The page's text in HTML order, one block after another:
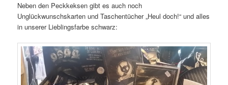
Neben den Peckkeksen gibt es auch noch
Unglückwunschskarten und Taschentücher „Heul doch!“ und alles
in unserer Lieblingsfarbe schwarz: